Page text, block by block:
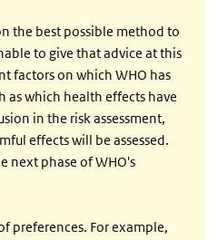
the best possible method to
to give that advice at this
factors on which WHO has
as which health effects have
in the risk assessment,
effects will be assessed.
next phase of WHO's
preferences. For example,